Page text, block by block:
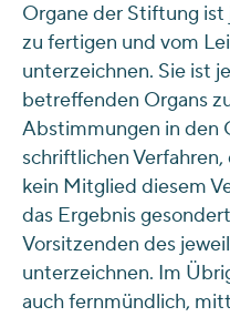
Organe der Stiftung
zu fertigen und vom
unterzeichnen. Sie ist
betreffenden Organs
Abstimmungen in den
schriftlichen Verfahren,
kein Mitglied diesem
das Ergebnis
Vorsitzenden des
unterzeichnen. Im
auch fernmündlich,